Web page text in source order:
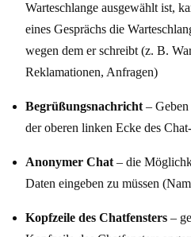
Warteschlange ausgewählt ist,
eines Gesprächs die
wegen dem er schreibt (z. B.
Reklamationen, Anfragen)
Begrüßungsnachricht –
der oberen linken Ecke des
Anonymer Chat – die
Daten eingeben zu müssen
Kopfzeile des Chatfensters –